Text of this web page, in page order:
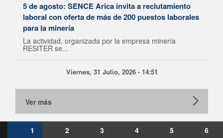
5 de agosto: SENCE Arica invita a reclutamiento
laboral con oferta de más de 200 puestos laborales
para la minería
La actividad, organizada por la empresa minería
RESITER se...
Viernes, 31 Julio, 2026 - 14:51
Ver más
1 2 3 4 5
6